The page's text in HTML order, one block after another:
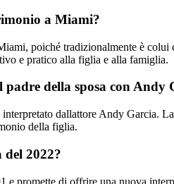
a Miami?
poiché tradizionalmente è
e pratico alla figlia e alla famiglia.
della sposa con Andy
dallattore Andy Garcia.
della figlia.
del 2022?
promette di offrire una nuova